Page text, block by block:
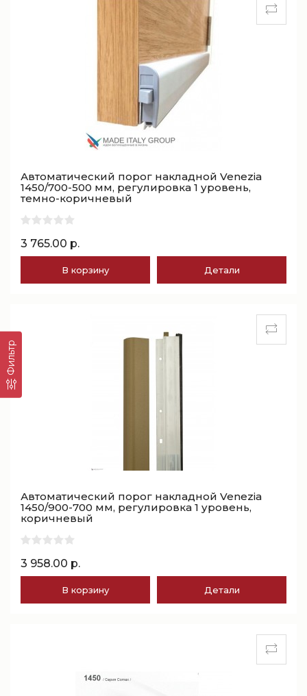
Фильтр
Автоматический порог накладной Venezia
1450/700-500 мм, регулировка 1 уровень,
темно-коричневый
3 765.00 р.
В корзину Детали
Автоматический порог накладной Venezia
1450/900-700 мм, регулировка 1 уровень,
коричневый
3 958.00 р.
В корзину Детали